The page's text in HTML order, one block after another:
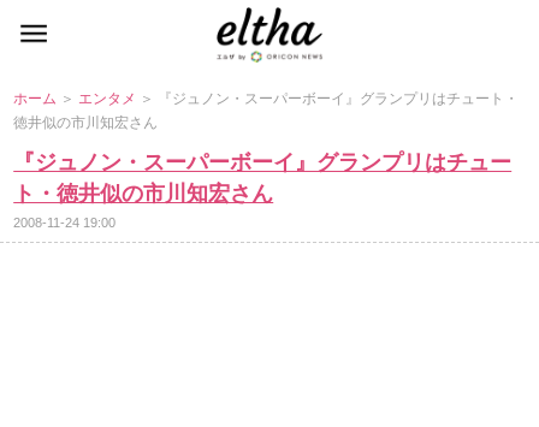
ホーム ＞ エンタメ ＞ 『ジュノン・スーパーボーイ』グランプリはチュート・
徳井似の市川知宏さん
『ジュノン・スーパーボーイ』グランプリはチュー
ト・徳井似の市川知宏さん
2008-11-24 19:00